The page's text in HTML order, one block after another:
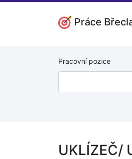
Práce
Pracovní pozice
UKLÍZEČ/